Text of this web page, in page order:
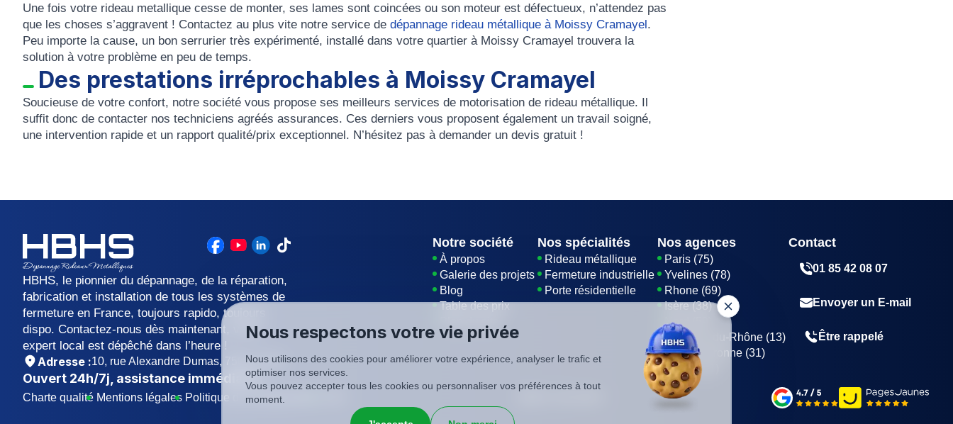
Une fois votre rideau metallique cesse de monter, ses lames sont coincées ou son moteur est défectueux, n’attendez pas
que les choses s’aggravent ! Contactez au plus vite notre service de dépannage rideau métallique à Moissy Cramayel.
Peu importe la cause, un bon serrurier très expérimenté, installé dans votre quartier à Moissy Cramayel trouvera la
solution à votre problème en peu de temps.
Des prestations irréprochables à Moissy Cramayel
Soucieuse de votre confort, notre société vous propose ses meilleurs services de motorisation de rideau métallique. Il
suffit donc de contacter nos techniciens agréés assurances. Ces derniers vous proposent également un travail soigné,
une intervention rapide et un rapport qualité/prix exceptionnel. N’hésitez pas à demander un devis gratuit !
HBHS, le pionnier du dépannage, de la réparation,
fabrication et installation de tous les systèmes de
fermeture en France, toujours rapido, toujours
dispo. Contactez-nous dès maintenant, votre
expert local est dépêché dans l’heure !
Adresse :10, rue Alexandre Dumas, 75011 Paris
Ouvert 24h/7j , assistance immédiate !
Notre société
À propos
Galerie des projets
Blog
Table des prix
Nos spécialités
Rideau métallique
Fermeture industrielle
Porte résidentielle
Nos agences
Paris (75)
Yvelines (78)
Rhone (69)
Isère (38)
Nord (59)
Bouches-du-Rhône (13)
Haute-Garonne (31)
Marne (51)
Contact
01 85 42 08 07
Envoyer un E-mail
Être rappelé
Charte qualité Mentions légales Politique de confidentialité
Nous respectons votre vie privée
Nous utilisons des cookies pour améliorer votre expérience, analyser le trafic et
optimiser nos services.
Vous pouvez accepter tous les cookies ou personnaliser vos préférences à tout
moment.